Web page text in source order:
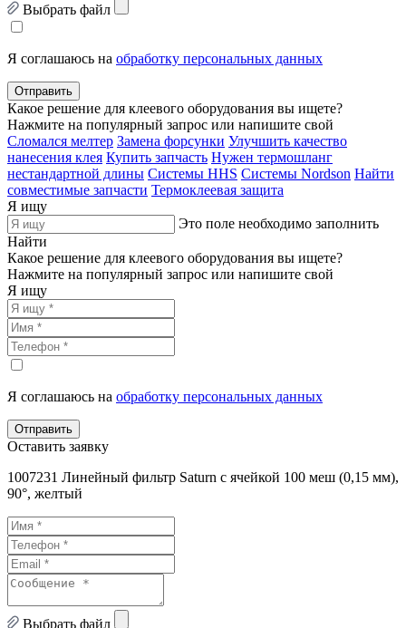
Выбрать файл
Я соглашаюсь на обработку персональных данных
Отправить
Какое решение для клеевого оборудования вы ищете?
Нажмите на популярный запрос или напишите свой
Сломался мелтер Замена форсунки Улучшить качество
нанесения клея Купить запчасть Нужен термошланг
нестандартной длины Системы HHS Системы Nordson Найти
совместимые запчасти Термоклеевая защита
Я ищу
Это поле необходимо заполнить
Найти
Какое решение для клеевого оборудования вы ищете?
Нажмите на популярный запрос или напишите свой
Я ищу
Я соглашаюсь на обработку персональных данных
Отправить
Оставить заявку
1007231 Линейный фильтр Saturn с ячейкой 100 меш (0,15 мм),
90°, желтый
Выбрать файл